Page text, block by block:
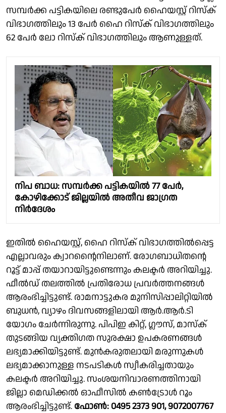
സമ്പര്‍ക്ക പട്ടികയിലെ രണ്ടുപേര്‍ ഹൈയസ്റ്റ് റിസ്‌ക്
വിഭാഗത്തിലും 13 പേര്‍ ഹൈ റിസ്‌ക് വിഭാഗത്തിലും
62 പേര്‍ ലോ റിസ്‌ക് വിഭാഗത്തിലും ആണുള്ളത്.
നിപ ബാധ: സമ്പർക്ക പട്ടികയിൽ 77 പേർ,
കോഴിക്കോട് ജില്ലയിൽ അതീവ ജാഗ്രത
നിർദേശം
ഇതില്‍ ഹൈയസ്റ്റ്, ഹൈ റിസ്‌ക് വിഭാഗത്തില്‍പ്പെട്ട
എല്ലാവരും ക്വാറന്റൈനിലാണ്. രോഗബാധിതന്റെ
റൂട്ട് മാപ്പ് തയാറായിട്ടുണ്ടെന്നും കലക്ടര്‍ അറിയിച്ചു.
ഫീല്‍ഡ് തലത്തില്‍ പ്രതിരോധ പ്രവര്‍ത്തനങ്ങള്‍
ആരംഭിച്ചിട്ടുണ്ട്. രാമനാട്ടുകര മുനിസിപ്പാലിറ്റിയില്‍
ബുധന്‍, വ്യാഴം ദിവസങ്ങളിലായി ആര്‍.ആര്‍.ടി
യോഗം ചേര്‍ന്നിരുന്നു. പിപിഇ കിറ്റ്, ഗ്ലൗസ്, മാസ്‌ക്
തുടങ്ങിയ വ്യക്തിഗത സുരക്ഷാ ഉപകരണങ്ങള്‍
ലഭ്യമാക്കിയിട്ടുണ്ട്. മുന്‍കരുതലായി മരുന്നുകള്‍
ലഭ്യമാക്കാനുള്ള നടപടികള്‍ സ്വീകരിച്ചതായും
കലക്ടര്‍ അറിയിച്ചു. സംശയനിവാരണത്തിനായി
ജില്ലാ മെഡിക്കല്‍ ഓഫീസില്‍ കണ്‍ട്രോള്‍ റൂം
ആരംഭിച്ചിട്ടുണ്ട്. ഫോണ്‍: 0495 2373 901, 9072007767